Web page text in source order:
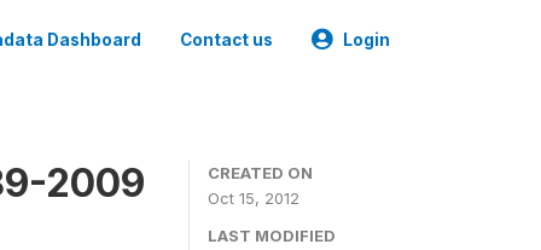
Dashboard Contact us Login
2009
CREATED ON
Oct 15, 2012
LAST MODIFIED